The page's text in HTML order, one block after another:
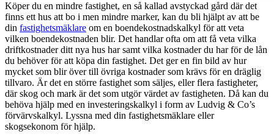
Köper du en mindre fastighet, en så kallad avstyckad gård där det
finns ett hus att bo i men mindre marker, kan du bli hjälpt av att be
din fastighetsmäklare om en boendekostnadskalkyl för att veta
vilken boendekostnaden blir. Det handlar ofta om att få veta vilka
driftkostnader ditt nya hus har samt vilka kostnader du har för de lån
du behöver för att köpa din fastighet. Det ger en fin bild av hur
mycket som blir över till övriga kostnader som krävs för en dräglig
tillvaro. Är det en större fastighet som säljes, eller flera fastigheter,
där skog och mark är det som utgör värdet av fastigheten. Då kan du
behöva hjälp med en investeringskalkyl i form av Ludvig & Co’s
förvärvskalkyl. Lyssna med din fastighetsmäklare eller
skogsekonom för hjälp.